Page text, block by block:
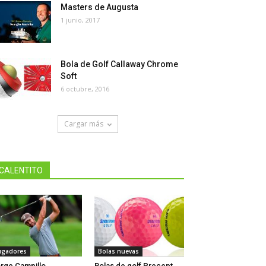
Masters de Augusta
1 junio, 2017
Bola de Golf Callaway Chrome
Soft
6 octubre, 2016
Cargar más
Bolas nuevas